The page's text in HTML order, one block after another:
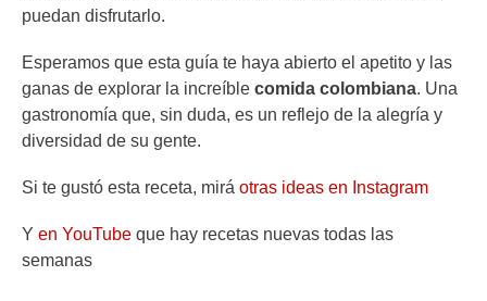
puedan disfrutarlo.
Esperamos que esta guía te haya abierto el apetito y las
ganas de explorar la increíble comida colombiana. Una
gastronomía que, sin duda, es un reflejo de la alegría y
diversidad de su gente.
Si te gustó esta receta, mirá otras ideas en Instagram
Y en YouTube que hay recetas nuevas todas las
semanas